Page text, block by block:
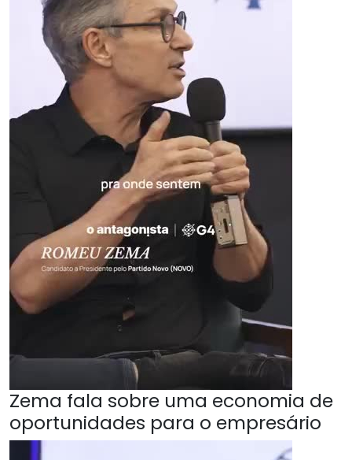
Zema fala sobre uma economia de
oportunidades para o empresário